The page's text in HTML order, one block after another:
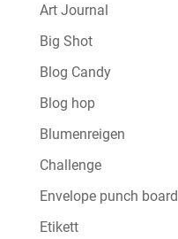
Art Journal
Big Shot
Blog Candy
Blog hop
Blumenreigen
Challenge
Envelope punch board
Etikett